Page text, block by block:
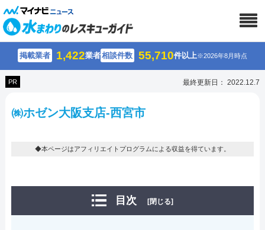
掲載業者 1,422業者相談件数 55,710件以上※2026年8月時点
PR 最終更新日： 2022.12.7
㈱ホゼン大阪支店-西宮市
◆本ページはアフィリエイトプログラムによる収益を得ています。
目次 [閉じる]